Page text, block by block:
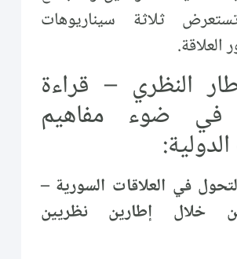
ثلاثة سيناريوهات
العلاقة.
النظري – قراءة
في ضوء مفاهيم
في العلاقات السورية –
من خلال إطارين نظريين